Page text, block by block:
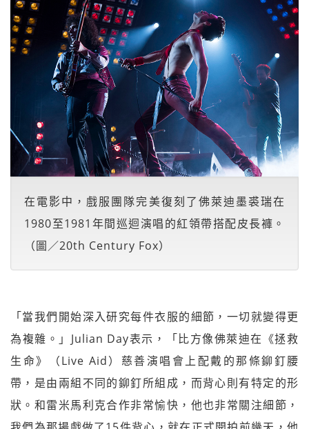
在電影中，戲服團隊完美復刻了佛萊迪墨裘瑞在
1980至1981年間巡迴演唱的紅領帶搭配皮長褲。
（圖／20th Century Fox）
「當我們開始深入研究每件衣服的細節，一切就變得更
為複雜。」Julian Day表示，「比方像佛萊迪在《拯救
生命》（Live Aid）慈善演唱會上配戴的那條鉚釘腰
帶，是由兩組不同的鉚釘所組成，而背心則有特定的形
狀。和雷米馬利克合作非常愉快，他也非常關注細節，